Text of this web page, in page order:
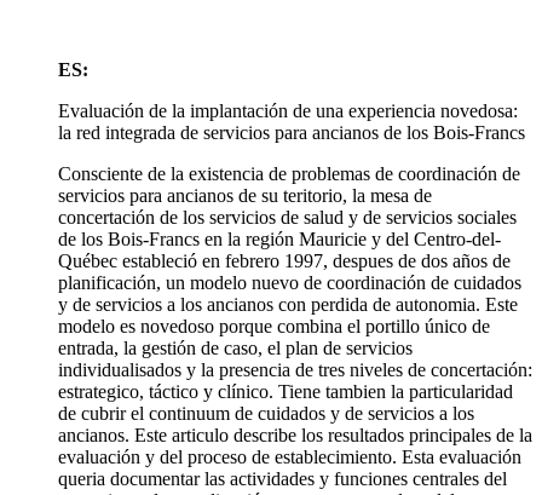
ES:
Evaluación de la implantación de una experiencia novedosa:
la red integrada de servicios para ancianos de los Bois-Francs
Consciente de la existencia de problemas de coordinación de
servicios para ancianos de su teritorio, la mesa de
concertación de los servicios de salud y de servicios sociales
de los Bois-Francs en la región Mauricie y del Centro-del-
Québec estableció en febrero 1997, despues de dos años de
planificación, un modelo nuevo de coordinación de cuidados
y de servicios a los ancianos con perdida de autonomia. Este
modelo es novedoso porque combina el portillo único de
entrada, la gestión de caso, el plan de servicios
individualisados y la presencia de tres niveles de concertación:
estrategico, táctico y clínico. Tiene tambien la particularidad
de cubrir el continuum de cuidados y de servicios a los
ancianos. Este articulo describe los resultados principales de la
evaluación y del proceso de establecimiento. Esta evaluación
queria documentar las actividades y funciones centrales del